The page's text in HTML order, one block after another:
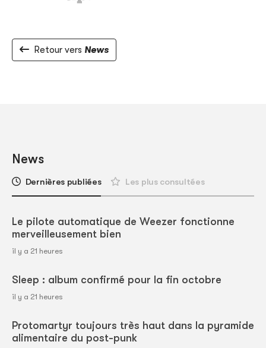
Retour vers News
News
Dernières publiées Les plus consultées
Le pilote automatique de Weezer fonctionne
merveilleusement bien
il y a 21 heures
Sleep : album confirmé pour la fin octobre
il y a 21 heures
Protomartyr toujours très haut dans la pyramide
alimentaire du post-punk